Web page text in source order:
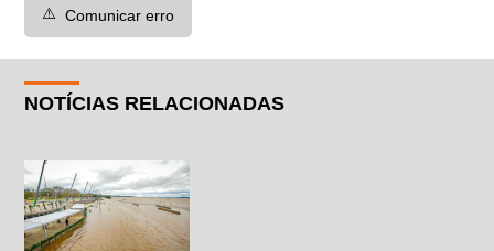
⚠️ Comunicar erro
NOTÍCIAS RELACIONADAS